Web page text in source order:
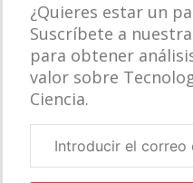
¿Quieres estar un
Suscríbete a
para obtener
valor sobre
Ciencia.
electrónico